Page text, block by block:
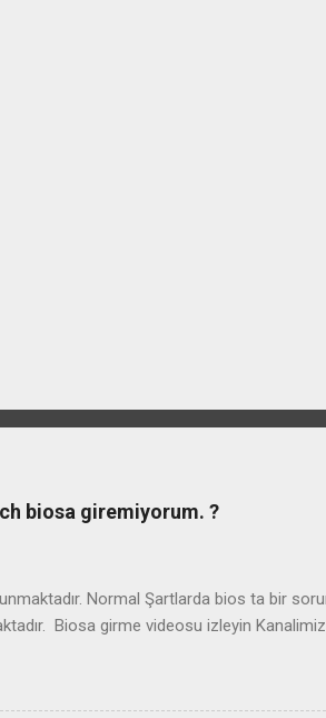
biosa giremiyorum. ?
Normal Şartlarda bios ta bir
Biosa girme videosu izleyin